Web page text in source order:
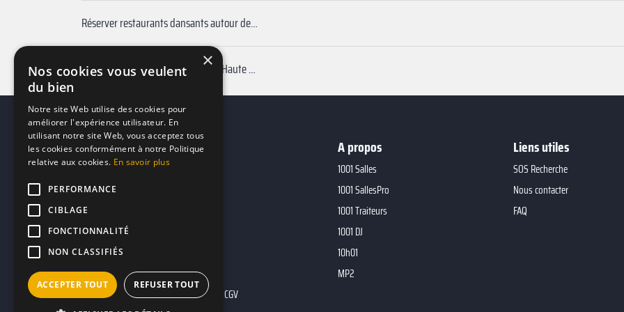
Réserver restaurants dansants autour de moi Limoges
Restaurants pour un anniversaire Haute Vienne
Mentions légales CGU CGV
A propos
1001 Salles
1001 SallesPro
1001 Traiteurs
1001 DJ
10h01
MP2
Liens utiles
SOS Recherche
Nous contacter
FAQ
×
Nos cookies vous veulent
du bien
Notre site Web utilise des cookies pour
améliorer l'expérience utilisateur. En
utilisant notre site Web, vous acceptez tous
les cookies conformément à notre Politique
relative aux cookies. En savoir plus
PERFORMANCE
CIBLAGE
FONCTIONNALITÉ
NON CLASSIFIÉS
ACCEPTER TOUT REFUSER TOUT